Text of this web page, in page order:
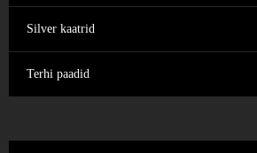
Silver kaatrid
Terhi paadid